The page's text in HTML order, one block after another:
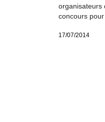
organisateurs
concours pour
17/07/2014